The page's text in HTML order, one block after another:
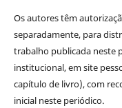
Os autores têm
separadamente, para
trabalho publicada neste
institucional, em site
capítulo de livro), com
inicial neste periódico.